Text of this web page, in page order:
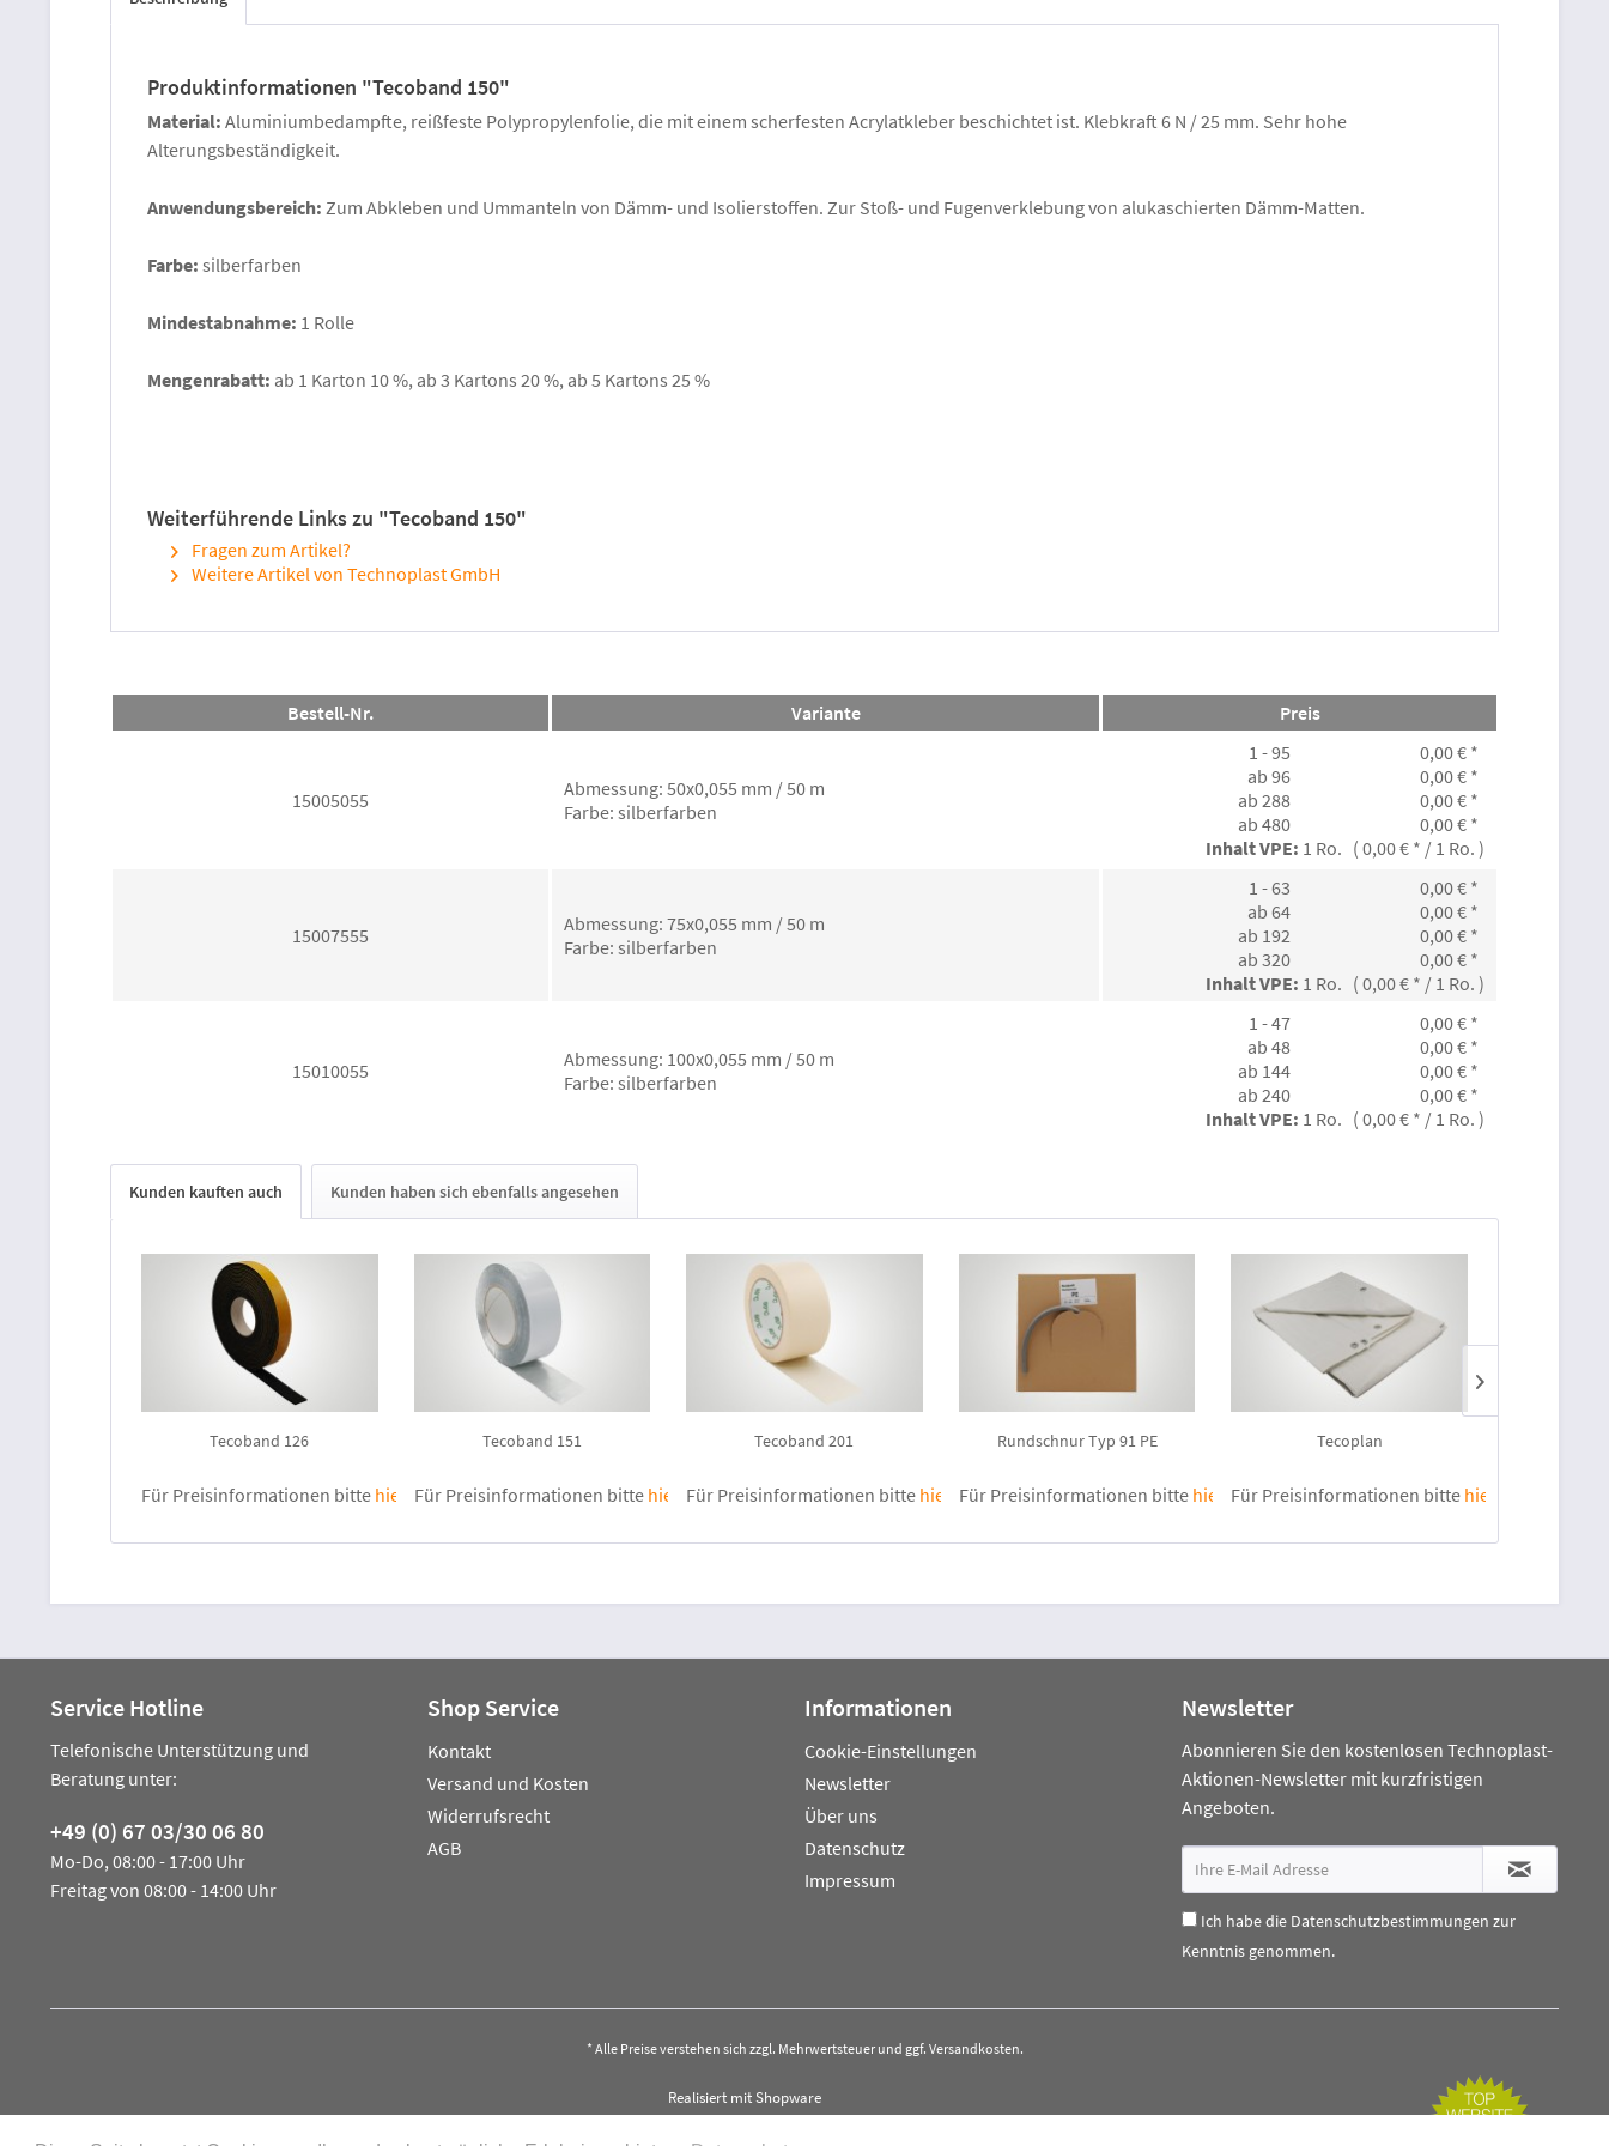
Produktinformationen "Tecoband 150"
Material: Aluminiumbedampfte, reißfeste Polypropylenfolie, die mit einem scherfesten Acrylatkleber beschichtet ist. Klebkraft 6 N / 25 mm. Sehr hohe
Alterungsbeständigkeit.
Anwendungsbereich: Zum Abkleben und Ummanteln von Dämm- und Isolierstoffen. Zur Stoß- und Fugenverklebung von alukaschierten Dämm-Matten.
Farbe: silberfarben
Mindestabnahme: 1 Rolle
Mengenrabatt: ab 1 Karton 10 %, ab 3 Kartons 20 %, ab 5 Kartons 25 %
Weiterführende Links zu "Tecoband 150"
Fragen zum Artikel?
Weitere Artikel von Technoplast GmbH
Bestell-Nr. Variante Preis
15005055
Abmessung: 50x0,055 mm / 50 m
Farbe: silberfarben
1 - 95
0,00 € *
ab 96
0,00 € *
ab 288
0,00 € *
ab 480
0,00 € *
Inhalt VPE: 1 Ro. ( 0,00 € * / 1 Ro. )
15007555
Abmessung: 75x0,055 mm / 50 m
Farbe: silberfarben
1 - 63
0,00 € *
ab 64
0,00 € *
ab 192
0,00 € *
ab 320
0,00 € *
Inhalt VPE: 1 Ro. ( 0,00 € * / 1 Ro. )
15010055
Abmessung: 100x0,055 mm / 50 m
Farbe: silberfarben
1 - 47
0,00 € *
ab 48
0,00 € *
ab 144
0,00 € *
ab 240
0,00 € *
Inhalt VPE: 1 Ro. ( 0,00 € * / 1 Ro. )
Kunden kauften auch Kunden haben sich ebenfalls angesehen
Tecoband 126
Für Preisinformationen bitte hier anmelden.
Tecoband 151
Für Preisinformationen bitte hier anmelden.
Tecoband 201
Für Preisinformationen bitte hier anmelden.
Rundschnur Typ 91 PE
Für Preisinformationen bitte hier anmelden.
Tecoplan
Für Preisinformationen bitte hier anmelden
Service Hotline
Telefonische Unterstützung und
Beratung unter:
+49 (0) 67 03/30 06 80
Mo-Do, 08:00 - 17:00 Uhr
Freitag von 08:00 - 14:00 Uhr
Shop Service
Kontakt
Versand und Kosten
Widerrufsrecht
AGB
Informationen
Cookie-Einstellungen
Newsletter
Über uns
Datenschutz
Impressum
Newsletter
Abonnieren Sie den kostenlosen Technoplast-
Aktionen-Newsletter mit kurzfristigen
Angeboten.
Ich habe die Datenschutzbestimmungen zur
Kenntnis genommen.
* Alle Preise verstehen sich zzgl. Mehrwertsteuer und ggf. Versandkosten.
Realisiert mit Shopware